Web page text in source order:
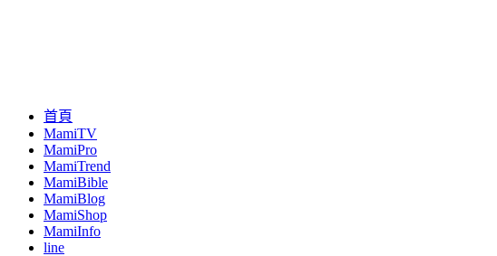
首頁
MamiTV
MamiPro
MamiTrend
MamiBible
MamiBlog
MamiShop
MamiInfo
line